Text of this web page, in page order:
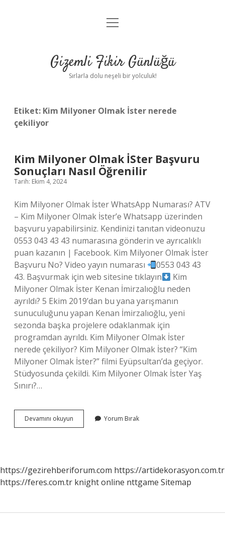
Anasayfa
Yasal Uyarı
menüyü
Gizemli Fikir Günlüğü
Sırlarla dolu neşeli bir yolculuk!
Etiket: Kim Milyoner Olmak İster nerede
çekiliyor
Kim Milyoner Olmak İSter Başvuru
Sonuçları Nasıl Öğrenilir
Tarih: Ekim 4, 2024
Kim Milyoner Olmak İster WhatsApp Numarası? ATV
– Kim Milyoner Olmak İster’e Whatsapp üzerinden
başvuru yapabilirsiniz. Kendinizi tanıtan videonuzu
0553 043 43 43 numarasına gönderin ve ayrıcalıklı
puan kazanın | Facebook. Kim Milyoner Olmak İster
Başvuru No? Video yayın numarası
0553 043 43
43. Başvurmak için web sitesine tıklayın
Kim
Milyoner Olmak İster Kenan İmirzalıoğlu neden
ayrıldı? 5 Ekim 2019’dan bu yana yarışmanın
sunuculuğunu yapan Kenan İmirzalıoğlu, yeni
sezonda başka projelere odaklanmak için
programdan ayrıldı. Kim Milyoner Olmak İster
nerede çekiliyor? Kim Milyoner Olmak İster? “Kim
Milyoner Olmak İster?” filmi Eyüpsultan’da geçiyor.
Stüdyosunda çekildi. Kim Milyoner Olmak İster Yaş
Sınırı?…
Devamını okuyun
Milyoner
Nasıl
Öğrenilir
Yorum Bırak
https://gezirehberiforum.com https://artidekorasyon.com.tr
https://feres.com.tr knight online nttgame Sitemap